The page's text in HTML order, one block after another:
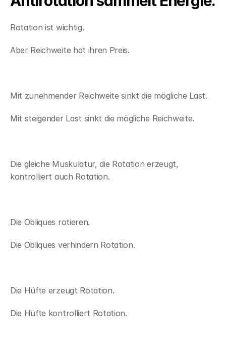
Rotation ist wichtig.
Aber Reichweite hat ihren Preis.
Mit zunehmender Reichweite sinkt die mögliche Last.
Mit steigender Last sinkt die mögliche Reichweite.
Die gleiche Muskulatur, die Rotation erzeugt,
kontrolliert auch Rotation.
Die Obliques rotieren.
Die Obliques verhindern Rotation.
Die Hüfte erzeugt Rotation.
Die Hüfte kontrolliert Rotation.